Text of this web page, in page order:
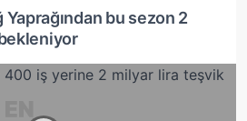
Yaprağından bu sezon 2